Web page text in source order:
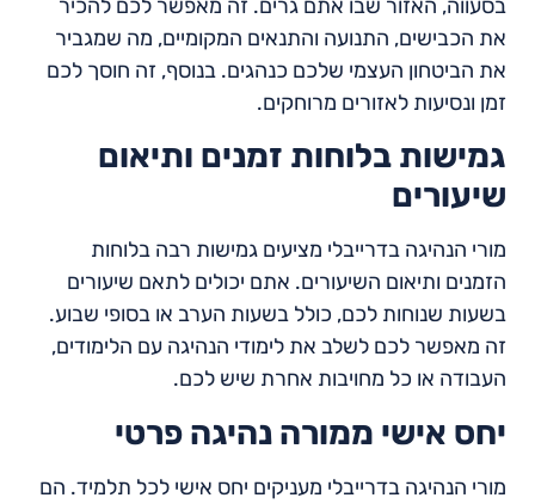
בסעווה, האזור שבו אתם גרים. זה מאפשר לכם להכיר
את הכבישים, התנועה והתנאים המקומיים, מה שמגביר
את הביטחון העצמי שלכם כנהגים. בנוסף, זה חוסך לכם
זמן ונסיעות לאזורים מרוחקים.
גמישות בלוחות זמנים ותיאום
שיעורים
מורי הנהיגה בדרייבלי מציעים גמישות רבה בלוחות
הזמנים ותיאום השיעורים. אתם יכולים לתאם שיעורים
בשעות שנוחות לכם, כולל בשעות הערב או בסופי שבוע.
זה מאפשר לכם לשלב את לימודי הנהיגה עם הלימודים,
העבודה או כל מחויבות אחרת שיש לכם.
יחס אישי ממורה נהיגה פרטי
מורי הנהיגה בדרייבלי מעניקים יחס אישי לכל תלמיד. הם